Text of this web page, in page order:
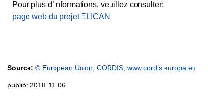
Pour plus d’informations, veuillez consulter:
page web du projet ELICAN
Source: © European Union, CORDIS, www.cordis.europa.eu
publié: 2018-11-06